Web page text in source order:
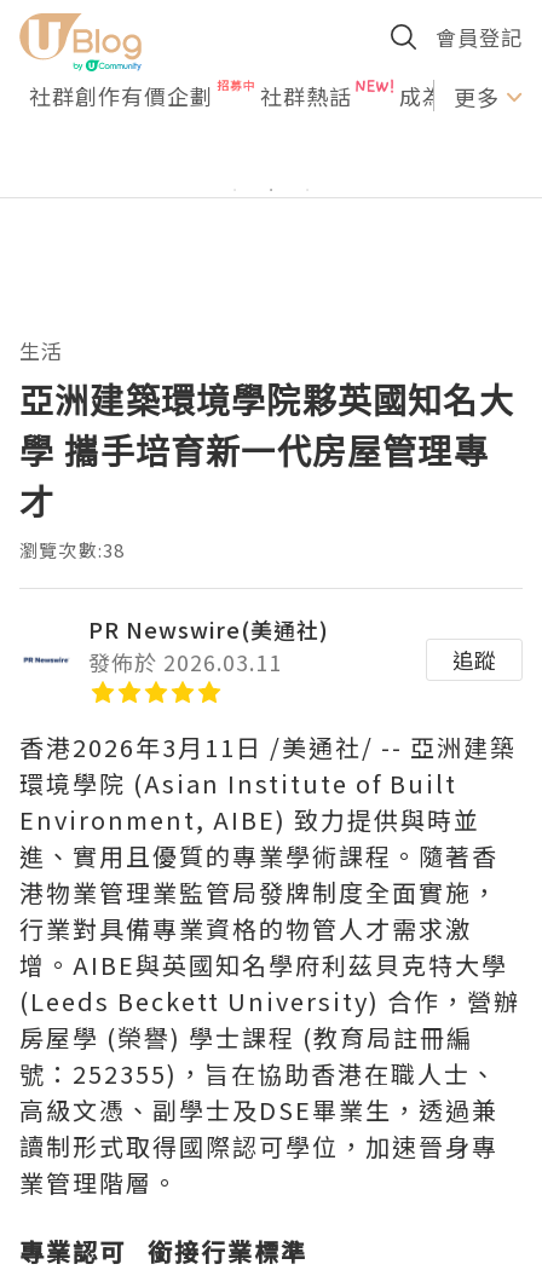
會員登記
社群創作有價企劃 社群熱話 成為U更多
生活
亞洲建築環境學院夥英國知名大
學 攜手培育新一代房屋管理專
才
瀏覽次數:38
PR Newswire(美通社)
發佈於 2026.03.11
追蹤
香港2026年3月11日 /美通社/ -- 亞洲建築
環境學院 (Asian Institute of Built
Environment, AIBE) 致力提供與時並
進、實用且優質的專業學術課程。隨著香
港物業管理業監管局發牌制度全面實施，
行業對具備專業資格的物管人才需求激
增。AIBE與英國知名學府利茲貝克特大學
(Leeds Beckett University) 合作，營辦
房屋學 (榮譽) 學士課程 (教育局註冊編
號：252355)，旨在協助香港在職人士、
高級文憑、副學士及DSE畢業生，透過兼
讀制形式取得國際認可學位，加速晉身專
業管理階層。
專業認可
銜接行業標準